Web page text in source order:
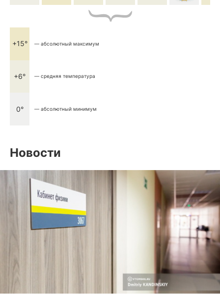
+15° — абсолютный максимум
+6° — средняя температура
0° — абсолютный минимум
Новости